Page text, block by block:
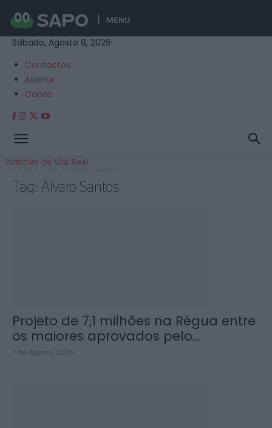
MENU
Sábado, Agosto 8, 2026
Contactos
Assinar
Capas
Notícias de Vila Real
Início Tags Álvaro Santos
Tag: Álvaro Santos
Projeto de 7,1 milhões na Régua entre
os maiores aprovados pelo...
7 de Agosto, 2026